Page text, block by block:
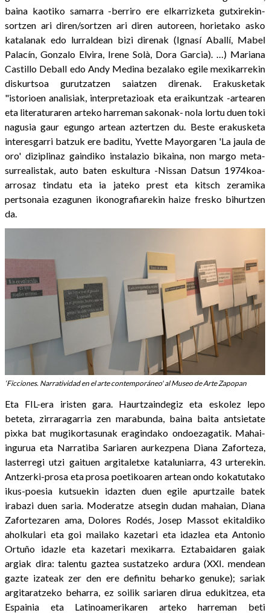
baina kaotiko samarra -berriro ere elkarrizketa gutxirekin-
sortzen ari diren/sortzen ari diren autoreen, horietako asko
katalanak edo lurraldean bizi direnak (Ignasí Aballí, Mabel
Palacín, Gonzalo Elvira, Irene Solà, Dora Garcia). …) Mariana
Castillo Deball edo Andy Medina bezalako egile mexikarrekin
diskurtsoa gurutzatzen saiatzen direnak. Erakusketak
"istorioen analisiak, interpretazioak eta eraikuntzak -artearen
eta literaturaren arteko harreman sakonak- nola lortu duen toki
nagusia gaur egungo artean aztertzen du. Beste erakusketa
interesgarri batzuk ere baditu, Yvette Mayorgaren 'La jaula de
oro' diziplinaz gaindiko instalazio bikaina, non margo meta-
surrealistak, auto baten eskultura -Nissan Datsun 1974koa-
arrosaz tindatu eta ia jateko prest eta kitsch zeramika
pertsonaia ezagunen ikonografiarekin haize fresko bihurtzen
da.
‘Ficciones. Narratividad en el arte contemporáneo' al Museo de Arte Zapopan
Eta FIL-era iristen gara. Haurtzaindegiz eta eskolez lepo
beteta, zirraragarria zen marabunda, baina baita antsietate
pixka bat mugikortasunak eragindako ondoezagatik. Mahai-
ingurua eta Narratiba Sariaren aurkezpena Diana Zaforteza,
lasterregi utzi gaituen argitaletxe kataluniarra, 43 urterekin.
Antzerki-prosa eta prosa poetikoaren artean ondo kokatutako
ikus-poesia kutsuekin idazten duen egile apurtzaile batek
irabazi duen saria. Moderatze atsegin dudan mahaian, Diana
Zafortezaren ama, Dolores Rodés, Josep Massot ekitaldiko
aholkulari eta goi mailako kazetari eta idazlea eta Antonio
Ortuño idazle eta kazetari mexikarra. Eztabaidaren gaiak
argiak dira: talentu gaztea sustatzeko ardura (XXI. mendean
gazte izateak zer den ere definitu beharko genuke); sariak
argitaratzeko beharra, ez soilik sariaren dirua edukitzea, eta
Espainia eta Latinoamerikaren arteko harreman beti